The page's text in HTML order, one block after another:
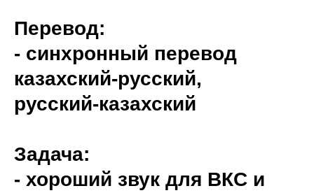
Перевод:
- синхронный перевод
казахский-русский,
русский-казахский
Задача:
- хороший звук для ВКС и